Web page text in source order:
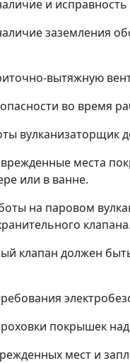
и
заземления
вытяжную
во время
вулканизаторщик
места
или в ванне.
на паровом
клапан должен
покрышек
мест и